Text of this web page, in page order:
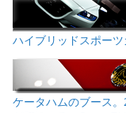
ハイブリッドスポー
ケータハムのブース